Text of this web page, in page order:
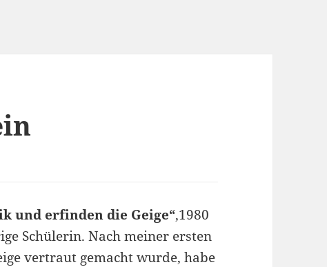
und erfinden die Geige“,1980
Schülerin. Nach meiner ersten
vertraut gemacht wurde, habe